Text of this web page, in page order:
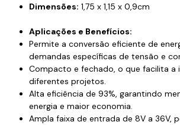
Dimensões: 1,75 x 1,15 x 0,9cm
Aplicações e Benefícios:
Permite a conversão eficiente de
demandas específicas de tensão e
Compacto e fechado, o que facilita a
diferentes projetos.
Alta eficiência de 93%, garantindo
energia e maior economia.
Ampla faixa de entrada de 8V a 36V,